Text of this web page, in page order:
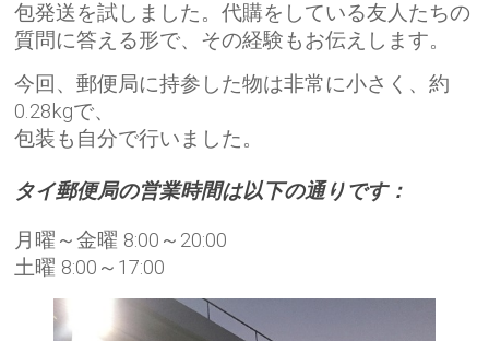
包発送を試しました。代購をしている友人たちの
質問に答える形で、その経験もお伝えします。
今回、郵便局に持参した物は非常に小さく、約
0.28kgで、
包装も自分で行いました。
タイ郵便局の営業時間は以下の通りです：
月曜～金曜 8:00～20:00
土曜 8:00～17:00